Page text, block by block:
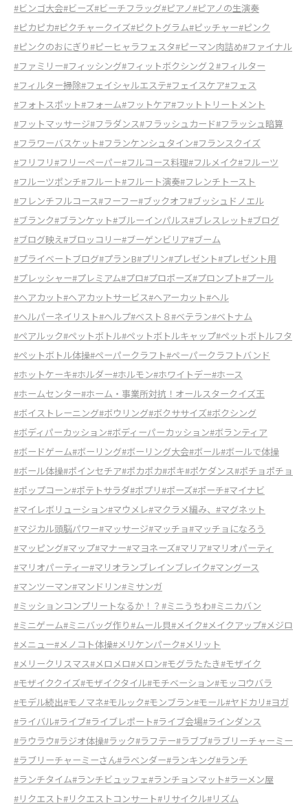
#ビンゴ大会#ビーズ#ビーチフラッグ#ピアノ#ピアノの生演奏
#ピカピカ#ピクチャークイズ#ピクトグラム#ピッチャー#ピンク
#ピンクのおにぎり#ピーヒャラフェスタ#ピーマン肉詰め#ファイナル
#ファミリー#フィッシング#フィットボクシング２#フィルター
#フィルター掃除#フェイシャルエステ#フェイスケア#フェス
#フォトスポット#フォーム#フットケア#フットトリートメント
#フットマッサージ#フラダンス#フラッシュカード#フラッシュ暗算
#フラワーバスケット#フランケンシュタイン#フランスクイズ
#フリフリ#フリーペーパー#フルコース料理#フルメイク#フルーツ
#フルーツポンチ#フルート#フルート演奏#フレンチトースト
#フレンチフルコース#フーフー#ブックオフ#ブッシュドノエル
#ブランク#ブランケット#ブルーインパルス#ブレスレット#ブログ
#ブログ映え #ブロッコリー#ブーゲンビリア#ブーム
#プライベートブログ#プランB#プリン#プレゼント#プレゼント用
#プレッシャー#プレミアム#プロ#プロポーズ#プロンプト#プール
#ヘアカット#ヘアカットサービス#ヘアーカット#ヘル
#ヘルパーネイリスト#ヘルプ#ベスト８#ベテラン#ベトナム
#ペアルック#ペットボトル#ペットボトルキャップ#ペットボトルフタ
#ペットボトル体操#ペーパークラフト#ペーパークラフトバンド
#ホットケーキ#ホルダー#ホルモン#ホワイトデー#ホース
#ホームセンター#ホーム・事業所対抗！オールスタークイズ王
#ボイストレーニング#ボウリング#ボクササイズ#ボクシング
#ボディパーカッション#ボディーパーカッション#ボランティア
#ボードゲーム#ボーリング#ボーリング大会#ボール#ボールで体操
#ボール体操#ポインセチア#ポカポカ#ポキ#ポケダンス#ポチョポチョ
#ポップコーン#ポテトサラダ#ポプリ#ポーズ#ポーチ#マイナビ
#マイレボリューション#マウメレ#マクラメ編み、 #マグネット
#マジカル頭脳パワー#マッサージ#マッチョ#マッチョになろう
#マッピング#マップ#マナー#マヨネーズ#マリア#マリオパーティ
#マリオパーティー#マリオランブレインブレイク#マングース
#マンツーマン#マンドリン#ミサンガ
#ミッションコンプリートなるか！？ #ミニうちわ#ミニカバン
#ミニゲーム#ミニバッグ作り#ムール貝#メイク#メイクアップ#メジロ
#メニュー#メノコト体操#メリケンパーク#メリット
#メリークリスマス#メロメロ#メロン#モグラたたき#モザイク
#モザイククイズ#モザイクタイル#モチベーション#モッコウバラ
#モデル続出#モノマネ#モルック#モンブラン#モール#ヤドカリ#ヨガ
#ライバル#ライブ#ライブレポート#ライブ会場#ラインダンス
#ラウラウ#ラジオ体操#ラック#ラフテー#ラブブ#ラブリーチャーミー
#ラブリーチャーミーさん#ラベンダー#ランキング#ランチ
#ランチタイム#ランチビュッフェ#ランチョンマット#ラーメン屋
#リクエスト#リクエストコンサート#リサイクル#リズム